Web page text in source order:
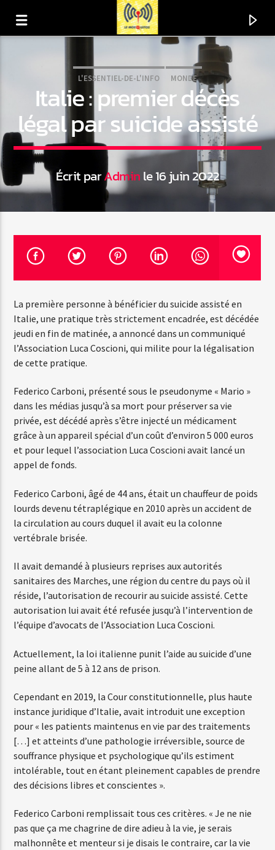
Titre
Artiste
Emission en cours
Web-Radio-Années 100% 80s
07:00
Web-Radio-Le-Mosquitos
Web-Radio-Années 70
Web-Radio-Années 80
Web-Radio-Latino
Web-Radio-Italia
L'ESSENTIEL-DE-L'INFO MONDE
Italie : premier décès
légal par suicide assisté
Écrit parAdminle 16 juin 2022
La première personne à bénéficier du suicide assisté en
Italie, une pratique très strictement encadrée, est décédée
jeudi en fin de matinée, a annoncé dans un communiqué
l’Association Luca Coscioni, qui milite pour la légalisation
de cette pratique.
Federico Carboni, présenté sous le pseudonyme « Mario »
dans les médias jusqu’à sa mort pour préserver sa vie
privée, est décédé après s’être injecté un médicament
grâce à un appareil spécial d’un coût d’environ 5 000 euros
et pour lequel l’association Luca Coscioni avait lancé un
appel de fonds.
Federico Carboni, âgé de 44 ans, était un chauffeur de poids
lourds devenu tétraplégique en 2010 après un accident de
la circulation au cours duquel il avait eu la colonne
vertébrale brisée.
Il avait demandé à plusieurs reprises aux autorités
sanitaires des Marches, une région du centre du pays où il
réside, l’autorisation de recourir au suicide assisté. Cette
autorisation lui avait été refusée jusqu’à l’intervention de
l’équipe d’avocats de l’Association Luca Coscioni.
Actuellement, la loi italienne punit l’aide au suicide d’une
peine allant de 5 à 12 ans de prison.
Cependant en 2019, la Cour constitutionnelle, plus haute
instance juridique d’Italie, avait introduit une exception
pour « les patients maintenus en vie par des traitements
[…] et atteints d’une pathologie irréversible, source de
souffrance physique et psychologique qu’ils estiment
intolérable, tout en étant pleinement capables de prendre
des décisions libres et conscientes ».
Federico Carboni remplissait tous ces critères. « Je ne nie
pas que ça me chagrine de dire adieu à la vie, je serais
malhonnête et menteur si je disais le contraire, car la vie